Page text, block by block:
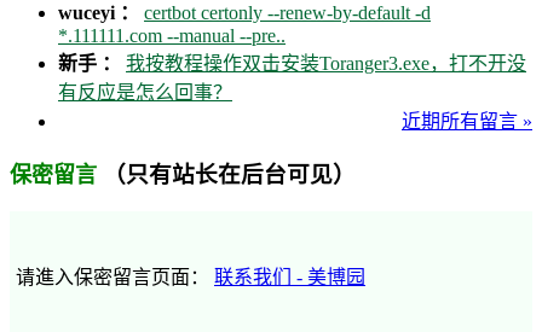
wuceyi ： certbot certonly --renew-by-default -d
*.111111.com --manual --pre..
新手 ： 我按教程操作双击安装Toranger3.exe，打不开没
有反应是怎么回事？
近期所有留言 »
保密留言 （只有站长在后台可见）
请進入保密留言页面： 联系我们 - 美博园